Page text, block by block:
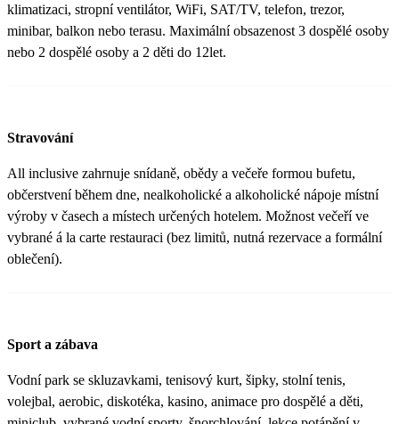
klimatizaci, stropní ventilátor, WiFi, SAT/TV, telefon, trezor,
minibar, balkon nebo terasu. Maximální obsazenost 3 dospělé osoby
nebo 2 dospělé osoby a 2 děti do 12let.
Stravování
All inclusive zahrnuje snídaně, obědy a večeře formou bufetu,
občerstvení během dne, nealkoholické a alkoholické nápoje místní
výroby v časech a místech určených hotelem. Možnost večeří ve
vybrané á la carte restauraci (bez limitů, nutná rezervace a formální
oblečení).
Sport a zábava
Vodní park se skluzavkami, tenisový kurt, šipky, stolní tenis,
volejbal, aerobic, diskotéka, kasino, animace pro dospělé a děti,